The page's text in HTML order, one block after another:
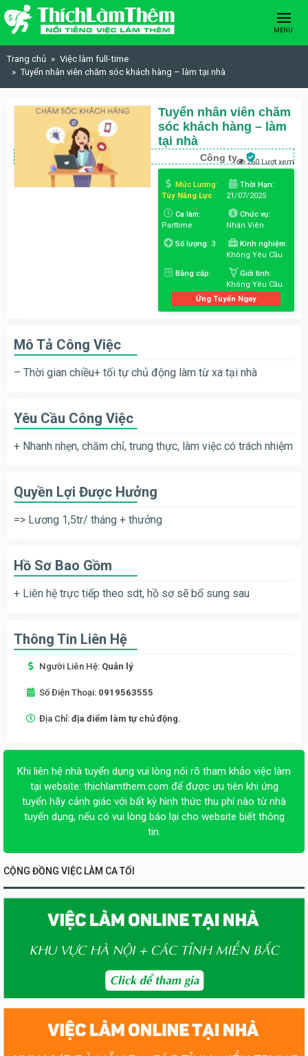
Skip to content
MENU
Trang chủ
Việc làm full-time
Tuyển nhân viên chăm sóc khách hàng – làm tại nhà
Tuyển nhân viên chăm
sóc khách hàng – làm
tại nhà
Công ty 260 Lượt xem
Mức Lương:
Tùy Năng Lực
Thời Hạn:
21/07/2025
Ca làm:
Parttime
Chức vụ:
Nhân Viên
Số lượng: 3
Kinh nghiệm:
Không Yêu Cầu
Bằng cấp:
Giới tính:
Không Yêu Cầu
Ứng Tuyển Ngay
Mô Tả Công Việc
– Thời gian chiều+ tối tự chủ động làm từ xa tại nhà
Yêu Cầu Công Việc
+ Nhanh nhẹn, chăm chỉ, trung thực, làm việc có trách nhiệm
Quyền Lợi Được Hưởng
=> Lương 1,5tr/ tháng + thưởng
Hồ Sơ Bao Gồm
+ Liên hệ trực tiếp theo sdt, hồ sơ sẽ bổ sung sau
Thông Tin Liên Hệ
Người Liên Hệ: Quản lý
Số Điện Thoại: 0919563555
Địa Chỉ: địa điểm làm tự chủ động.
Khi liên hệ nhà tuyển dụng vui lòng nói rõ tham khảo việc làm
tại website: thichlamthem.com để được ưu tiên khi ứng
tuyển hãy cảnh giác với bất kỳ hình thức thu phí nào từ nhà
tuyển dụng, nếu có vui lòng báo lại cho website biết thông
tin.
CỘNG ĐỒNG VIỆC LÀM CA TỐI